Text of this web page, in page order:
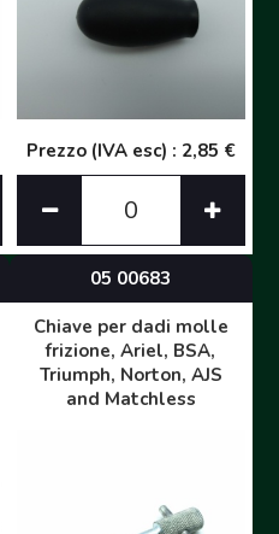
Prezzo (IVA esc) : 2,85 €
05 00683
Chiave per dadi molle
frizione, Ariel, BSA,
Triumph, Norton, AJS
and Matchless